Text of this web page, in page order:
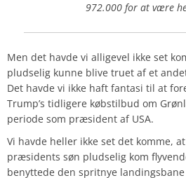
972.000 for at være
Men det havde vi alligevel ikke set
pludselig kunne blive truet af et
Det havde vi ikke haft fantasi til at
Trump’s tidligere købstilbud om
periode som præsident af USA.
Vi havde heller ikke set det komme, at
præsidents søn pludselig kom
benyttede den spritnye